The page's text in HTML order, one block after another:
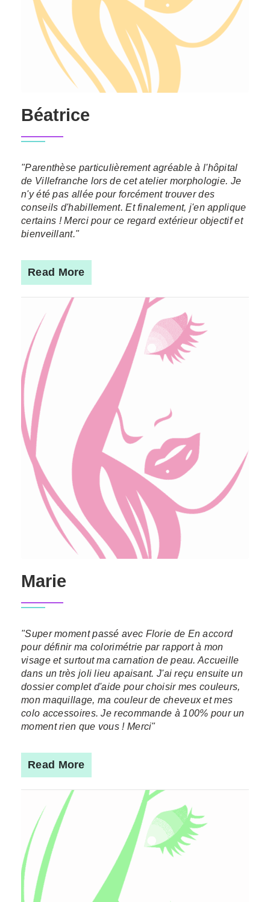
Béatrice
"Parenthèse particulièrement agréable à l'hôpital
de Villefranche lors de cet atelier morphologie. Je
n'y été pas allée pour forcément trouver des
conseils d'habillement. Et finalement, j'en applique
certains ! Merci pour ce regard extérieur objectif et
bienveillant."
Read More
Marie
"Super moment passé avec Florie de En accord
pour définir ma colorimétrie par rapport à mon
visage et surtout ma carnation de peau. Accueille
dans un très joli lieu apaisant. J'ai reçu ensuite un
dossier complet d'aide pour choisir mes couleurs,
mon maquillage, ma couleur de cheveux et mes
colo accessoires. Je recommande à 100% pour un
moment rien que vous ! Merci"
Read More